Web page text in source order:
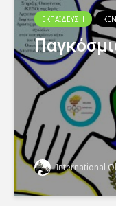
ΕΚΠΑΙΔΕΥΣΗ
International